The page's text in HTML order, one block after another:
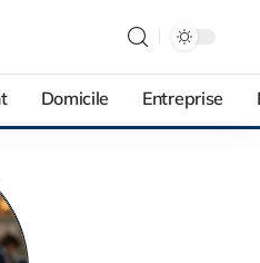
Domicile Entreprise